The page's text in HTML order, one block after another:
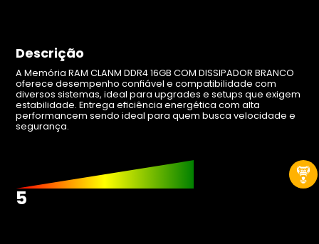
Mousepads
Combos
Hardwares
Fontes
Descrição
A Memória RAM CLANM DDR4 16GB COM DISSIPADOR BRANCO
oferece desempenho confiável e compatibilidade com
diversos sistemas, ideal para upgrades e setups que exigem
estabilidade. Entrega eficiência energética com alta
performancem sendo ideal para quem busca velocidade e
segurança.
5